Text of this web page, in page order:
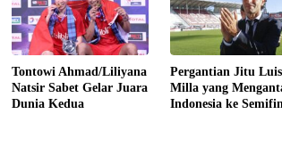
Tontowi Ahmad/Liliyana
Natsir Sabet Gelar Juara
Dunia Kedua
Pergantian Jitu Luis
Milla yang
Indonesia ke